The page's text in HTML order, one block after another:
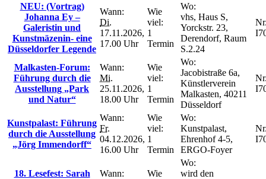
NEU: (Vortrag)
Johanna Ey –
Galeristin und
Kunstmäzenin- eine
Düsseldorfer Legende
Wann:
Di.
17.11.2026,
17.00 Uhr
Wie
viel:
1
Termin
Wo:
vhs, Haus S,
Yorckstr. 23,
Derendorf, Raum
S.2.24
Malkasten-Forum:
Führung durch die
Ausstellung „Park
und Natur“
Wann:
Mi.
25.11.2026,
18.00 Uhr
Wie
viel:
1
Termin
Wo:
Jacobistraße 6a,
Künstlerverein
Malkasten, 40211
Düsseldorf
Kunstpalast: Führung
durch die Ausstellung
„Jörg Immendorff“
Wann:
Fr.
04.12.2026,
16.00 Uhr
Wie
viel:
1
Termin
Wo:
Kunstpalast,
Ehrenhof 4-5,
ERGO-Foyer
18. Lesefest: Sarah
Wann:
Wie
Wo:
wird den